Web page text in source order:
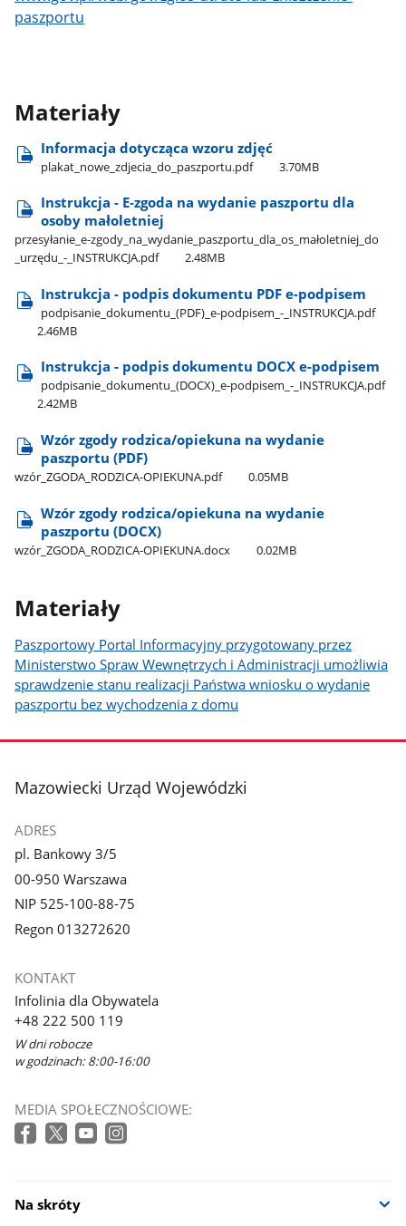
paszportu
Materiały
Informacja dotycząca wzoru zdjęć
plakat​_nowe​_zdjecia​_do​_paszportu.pdf 3.70MB
Instrukcja - E-zgoda na wydanie paszportu dla
osoby małoletniej
przesyłanie​_e-zgody​_na​_wydanie​_paszportu​_dla​_os​_małoletniej​_do​
_urzędu​_-​_INSTRUKCJA.pdf
2.48MB
Instrukcja - podpis dokumentu PDF e-podpisem
podpisanie​_dokumentu​_(PDF)​_e-podpisem​_-​_INSTRUKCJA.pdf
2.46MB
Instrukcja - podpis dokumentu DOCX e-podpisem
podpisanie​_dokumentu​_(DOCX)​_e-podpisem​_-​_INSTRUKCJA.pdf
2.42MB
Wzór zgody rodzica/opiekuna na wydanie
paszportu (PDF)
wzór​_ZGODA​_RODZICA-OPIEKUNA.pdf 0.05MB
Wzór zgody rodzica/opiekuna na wydanie
paszportu (DOCX)
wzór​_ZGODA​_RODZICA-OPIEKUNA.docx 0.02MB
Materiały
Paszportowy Portal Informacyjny przygotowany przez
Ministerstwo Spraw Wewnętrzych i Administracji umożliwia
sprawdzenie stanu realizacji Państwa wniosku o wydanie
paszportu bez wychodzenia z domu
stopka
Mazowiecki Urząd Wojewódzki
ADRES
pl. Bankowy 3/5
00-950 Warszawa
NIP 525-100-88-75
Regon 013272620
KONTAKT
Infolinia dla Obywatela
+48 222 500 119
W dni robocze
w godzinach: 8:00-16:00
MEDIA SPOŁECZNOŚCIOWE:
Na skróty